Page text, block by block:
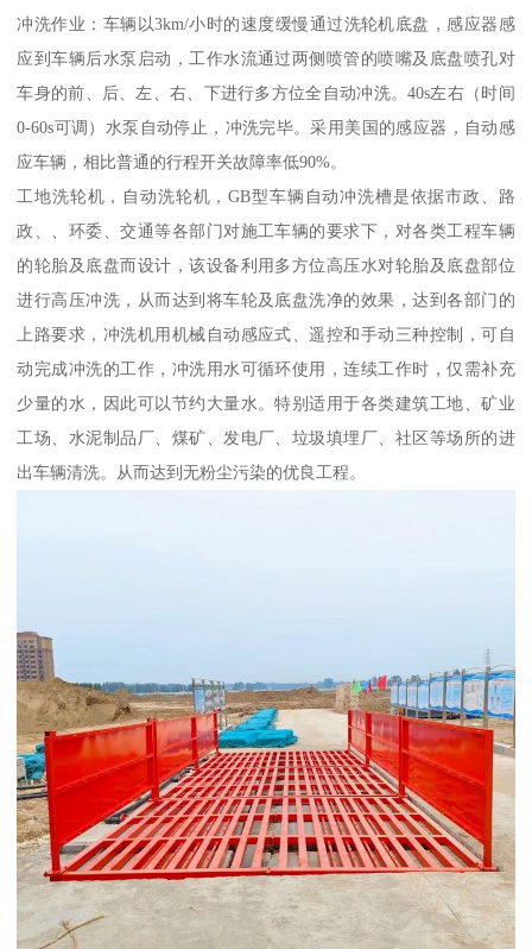
冲洗作业：车辆以3km/小时的速度缓慢通过洗轮机底盘，感应器感
应到车辆后水泵启动，工作水流通过两侧喷管的喷嘴及底盘喷孔对
车身的前、后、左、右、下进行多方位全自动冲洗。40s左右（时间
0-60s可调）水泵自动停止，冲洗完毕。采用美国的感应器，自动感
应车辆，相比普通的行程开关故障率低90%。
工地洗轮机，自动洗轮机，GB型车辆自动冲洗槽是依据市政、路
政、、环委、交通等各部门对施工车辆的要求下，对各类工程车辆
的轮胎及底盘而设计，该设备利用多方位高压水对轮胎及底盘部位
进行高压冲洗，从而达到将车轮及底盘洗净的效果，达到各部门的
上路要求，冲洗机用机械自动感应式、遥控和手动三种控制，可自
动完成冲洗的工作，冲洗用水可循环使用，连续工作时，仅需补充
少量的水，因此可以节约大量水。特别适用于各类建筑工地、矿业
工场、水泥制品厂、煤矿、发电厂、垃圾填埋厂、社区等场所的进
出车辆清洗。从而达到无粉尘污染的优良工程。